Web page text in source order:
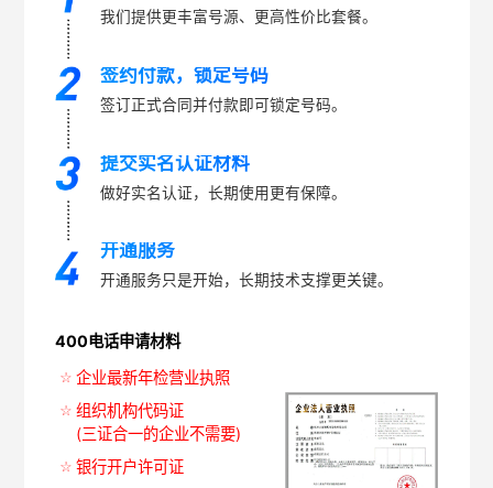
我们提供更丰富号源、更高性价比套餐。
签约付款，锁定号码
签订正式合同并付款即可锁定号码。
提交实名认证材料
做好实名认证，长期使用更有保障。
开通服务
开通服务只是开始，长期技术支撑更关键。
400电话申请材料
企业最新年检营业执照
组织机构代码证
(三证合一的企业不需要)
银行开户许可证